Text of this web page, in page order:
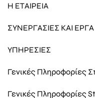
Η ΕΤΑΙΡΕΙΑ
ΣΥΝΕΡΓΑΣΙΕΣ ΚΑΙ
ΥΠΗΡΕΣΙΕΣ
Γενικές Πληροφορίες
Γενικές Πληροφορίες